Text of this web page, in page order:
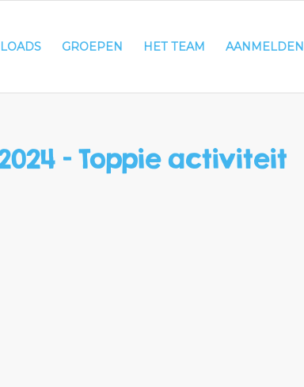
GROEPEN HET TEAM AANMELDEN
– Toppie activiteit